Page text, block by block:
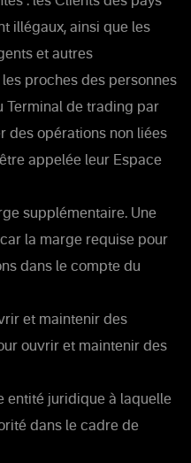
illégaux, ainsi que les
et autres
proches des personnes
Terminal de trading par
des opérations non liées
appelée leur Espace
supplémentaire. Une
la marge requise pour
dans le compte du
et maintenir des
ouvrir et maintenir des
entité juridique à laquelle
dans le cadre de